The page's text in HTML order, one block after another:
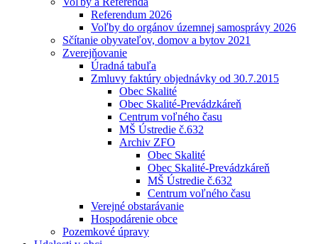
Referendum 2026
Voľby do orgánov územnej samosprávy 2026
Sčítanie obyvateľov, domov a bytov 2021
Zverejňovanie
Úradná tabuľa
Zmluvy faktúry objednávky od 30.7.2015
Obec Skalité
Obec Skalité-Prevádzkáreň
Centrum voľného času
MŠ Ústredie č.632
Archiv ZFO
Obec Skalité
Obec Skalité-Prevádzkáreň
MŠ Ústredie č.632
Centrum voľného času
Verejné obstarávanie
Hospodárenie obce
Pozemkové úpravy